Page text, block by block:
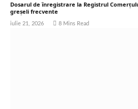
Dosarul de înregistrare la Registrul
greșeli frecvente
iulie 21, 2026 8 Mins Read